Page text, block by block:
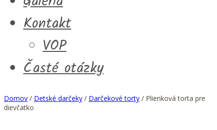
Kontakt
VOP
Časté otázky
Domov / Detské darčeky / Darčekové torty / Plienková torta pre
dievčatko